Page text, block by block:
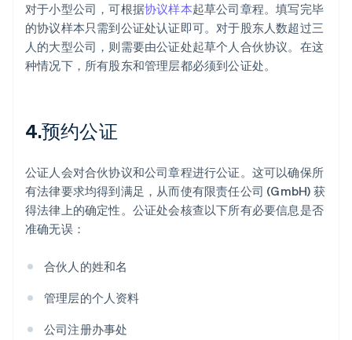
对于小型公司，可根据协议样本起草公司章程。填写完毕
的协议样本只需到公证处认证即可。对于股东人数超过三
人的大型公司，则需要由公证处起草个人合伙协议。在这
种情况下，所有股东和管理层都必须到公证处。
4.预约公证
公证人会对合伙协议和公司章程进行公证。这可以确保所
有法律要求均得到满足，从而使有限责任公司 (GmbH) 获
得法律上的确定性。公证处会核查以下所有必要信息是否
准确无误：
合伙人的姓和名
管理层的个人资料
公司注册办事处